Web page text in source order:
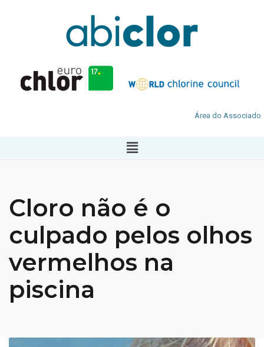
Área do Associado
Cloro não é o
culpado pelos olhos
vermelhos na
piscina